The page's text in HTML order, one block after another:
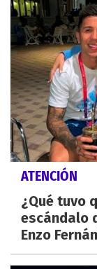
ATENCIÓN
¿Qué tuvo
escándalo
Enzo